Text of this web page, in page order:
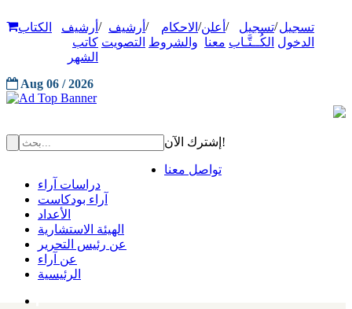
تسجيل
الدخول
/تسجيل
الكُــتَّـاب
/ أعلن
معنا
/ الاحكام
والشروط
/ أرشيف
التصويت
/ أرشيف
كاتب
الشهر
الكتاب
Aug 06 / 2026
إشترك الآن!
تواصل معنا
دراسات آراء
آراء بودكاست
الأعداد
الهيئة الاستشارية
عن رئيس التحرير
عن آراء
الرئيسية